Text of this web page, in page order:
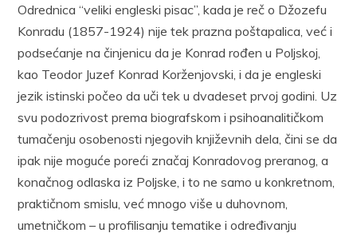
Odrednica “veliki engleski pisac”, kada je reč o Džozefu
Konradu (1857-1924) nije tek prazna poštapalica, već i
podsećanje na činjenicu da je Konrad rođen u Poljskoj,
kao Teodor Juzef Konrad Korženjovski, i da je engleski
jezik istinski počeo da uči tek u dvadeset prvoj godini. Uz
svu podozrivost prema biografskom i psihoanalitičkom
tumačenju osobenosti njegovih književnih dela, čini se da
ipak nije moguće poreći značaj Konradovog preranog, a
konačnog odlaska iz Poljske, i to ne samo u konkretnom,
praktičnom smislu, već mnogo više u duhovnom,
umetničkom – u profilisanju tematike i određivanju